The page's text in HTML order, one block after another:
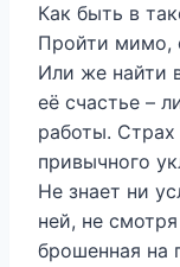
Как быть в
Пройти мимо,
Или же найти
её счастье –
работы.
привычного
Не знает ни
ней, не
брошенная на